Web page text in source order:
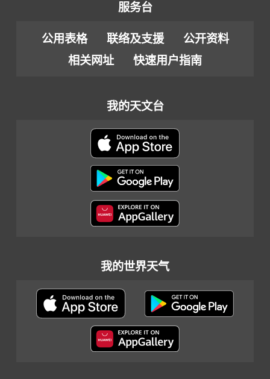
服务台
公用表格 联络及支援
公开资料
相关网址
快速用户指南
我的天文台
我的世界天气